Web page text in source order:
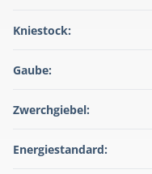
Kniestock:
Gaube:
Zwerchgiebel:
Energiestandard: